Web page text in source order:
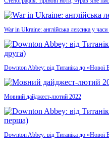
War in Ukraine: англійська лексика у часи
Downton Abbey: від Титаніка до «Нової
Мовний дайджест-лютий 2022
Downton Abbey: від Титаніка до «Нової